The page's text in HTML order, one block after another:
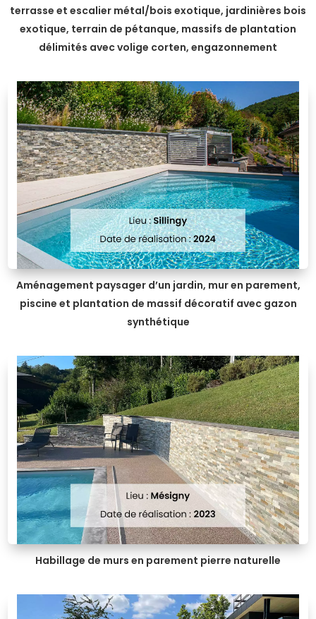
terrasse et escalier métal/bois exotique, jardinières bois
exotique, terrain de pétanque, massifs de plantation
délimités avec volige corten, engazonnement
Aménagement paysager d’un jardin, mur en parement,
piscine et plantation de massif décoratif avec gazon
synthétique
Habillage de murs en parement pierre naturelle